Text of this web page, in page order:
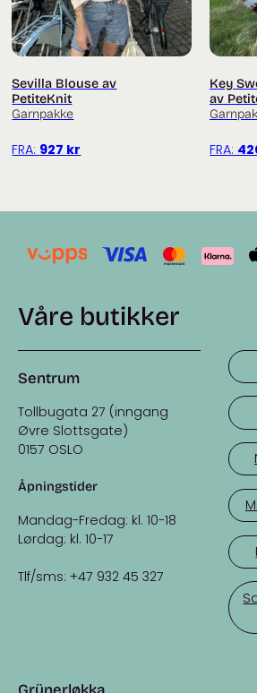
Sevilla Blouse av
PetiteKnit
Garnpakke
FRA: 927 kr
Key
av
FRA:
Våre butikker
Sentrum
Tollbugata 27 (inngang
Øvre Slottsgate)
0157 OSLO
Åpningstider
Mandag-Fredag: kl. 10-18
Lørdag: kl. 10-17
Tlf/sms: +47 932 45 327